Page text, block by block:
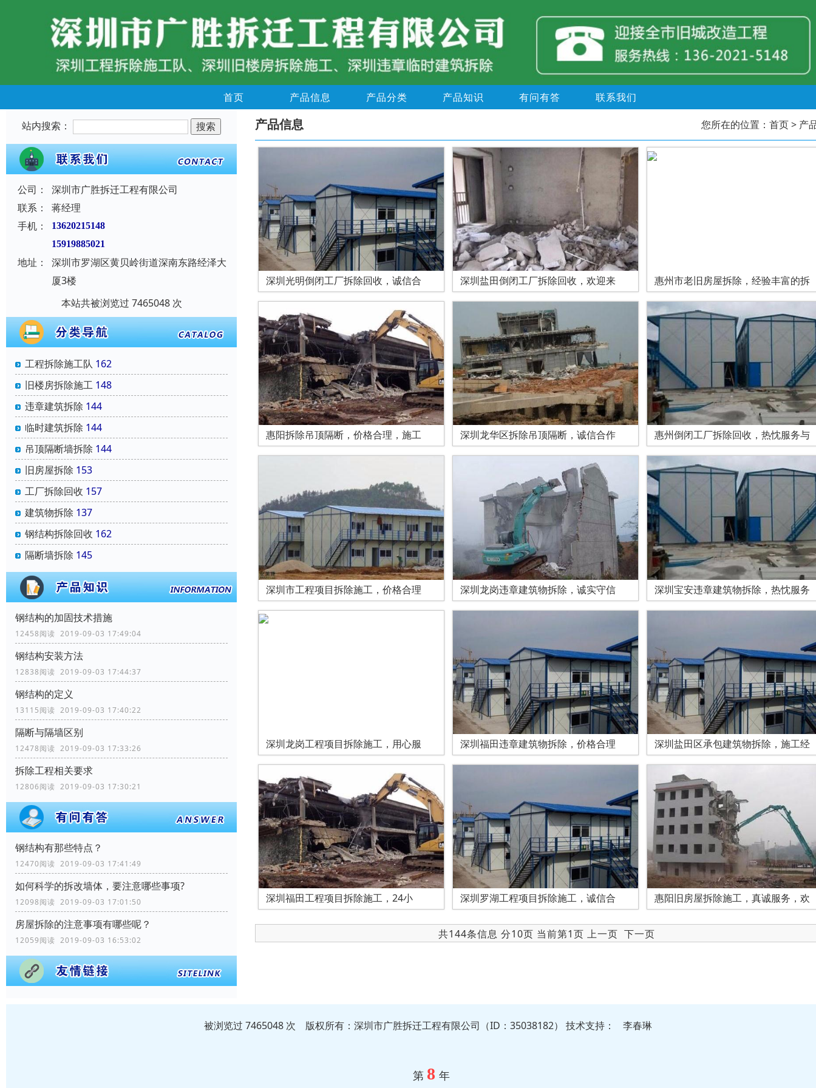
首页 产品信息 产品分类 产品知识 有问有答 联系我们
站内搜索：
公司：
深圳市广胜拆迁工程有限公司
联系：
蒋经理
手机：
13620215148
15919885021
地址：
深圳市罗湖区黄贝岭街道深南东路经泽大
厦3楼
本站共被浏览过 7465048 次
工程拆除施工队 162
旧楼房拆除施工 148
违章建筑拆除 144
临时建筑拆除 144
吊顶隔断墙拆除 144
旧房屋拆除 153
工厂拆除回收 157
建筑物拆除 137
钢结构拆除回收 162
隔断墙拆除 145
钢结构的加固技术措施
12458阅读 2019-09-03 17:49:04
钢结构安装方法
12838阅读 2019-09-03 17:44:37
钢结构的定义
13115阅读 2019-09-03 17:40:22
隔断与隔墙区别
12478阅读 2019-09-03 17:33:26
拆除工程相关要求
12806阅读 2019-09-03 17:30:21
钢结构有那些特点？
12470阅读 2019-09-03 17:41:49
如何科学的拆改墙体，要注意哪些事项?
12098阅读 2019-09-03 17:01:50
房屋拆除的注意事项有哪些呢？
12059阅读 2019-09-03 16:53:02
产品信息 您所在的位置： 首页> 产
深圳光明倒闭工厂拆除回收，诚信合 深圳盐田倒闭工厂拆除回收，欢迎来 惠州市老旧房屋拆除，经验丰富的拆
惠阳拆除吊顶隔断，价格合理，施工 深圳龙华区拆除吊顶隔断，诚信合作 惠州倒闭工厂拆除回收，热忱服务与
深圳市工程项目拆除施工，价格合理 深圳龙岗违章建筑物拆除，诚实守信 深圳宝安违章建筑物拆除，热忱服务
深圳龙岗工程项目拆除施工，用心服 深圳福田违章建筑物拆除，价格合理 深圳盐田区承包建筑物拆除，施工经
深圳福田工程项目拆除施工，24小 深圳罗湖工程项目拆除施工，诚信合 惠阳旧房屋拆除施工，真诚服务，欢
共144条信息 分10页 当前第1页 上一页 下一页
被浏览过 7465048 次 版权所有：深圳市广胜拆迁工程有限公司（ID：35038182） 技术支持 ： 李春琳
第 8 年